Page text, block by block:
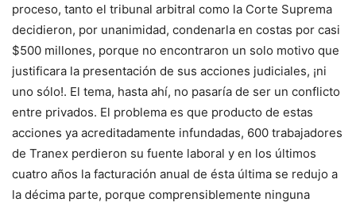
proceso, tanto el tribunal arbitral como la Corte Suprema
decidieron, por unanimidad, condenarla en costas por casi
$500 millones, porque no encontraron un solo motivo que
justificara la presentación de sus acciones judiciales, ¡ni
uno sólo!. El tema, hasta ahí, no pasaría de ser un conflicto
entre privados. El problema es que producto de estas
acciones ya acreditadamente infundadas, 600 trabajadores
de Tranex perdieron su fuente laboral y en los últimos
cuatro años la facturación anual de ésta última se redujo a
la décima parte, porque comprensiblemente ninguna